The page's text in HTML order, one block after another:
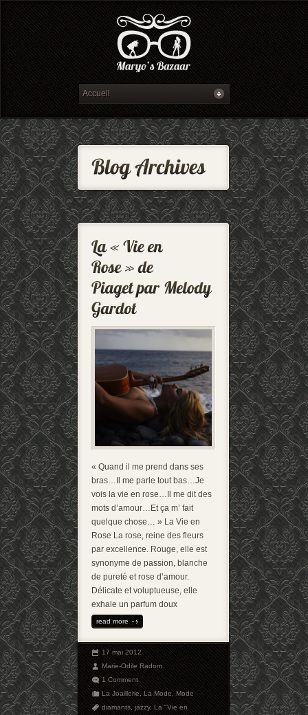
« Quand il me prend dans ses
bras…Il me parle tout bas…Je
vois la vie en rose…Il me dit des
mots d’amour…Et ça m’ fait
quelque chose… » La Vie en
Rose La rose, reine des fleurs
par excellence. Rouge, elle est
synonyme de passion, blanche
de pureté et rose d’amour.
Délicate et voluptueuse, elle
exhale un parfum doux
read more
17 mai 2012
Marie-Odile Radom
1 Comment
La Joaillerie,La Mode,Mode
diamants,jazzy,La "Vie en